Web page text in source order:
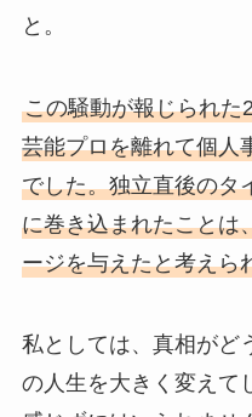
と。
この騒動が報じられた
芸能プロを離れて個人
でした。独立直後のタ
に巻き込まれたことは
ージを与えたと考えら
私としては、真相がど
の人生を大きく変えて